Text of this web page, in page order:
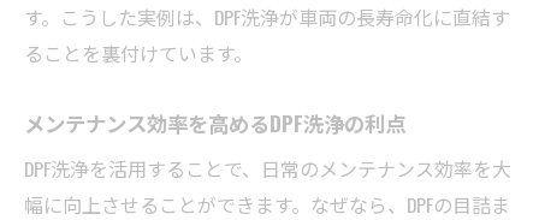
す。こうした実例は、DPF洗浄が車両の長寿命化に直結す
ることを裏付けています。
メンテナンス効率を高めるDPF洗浄の利点
DPF洗浄を活用することで、日常のメンテナンス効率を大
幅に向上させることができます。なぜなら、DPFの目詰ま